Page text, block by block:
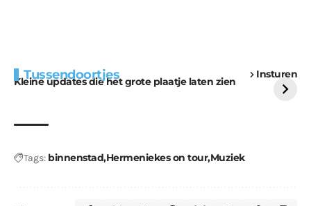
Tussendoortjes Insturen
Kleine updates die het grote plaatje laten zien
voor kabouters
uitdaging
Tags: binnenstadHermeniekes on tourMuziek